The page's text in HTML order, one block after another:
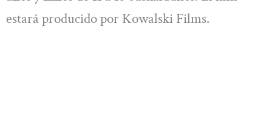
estará producido por Kowalski Films.